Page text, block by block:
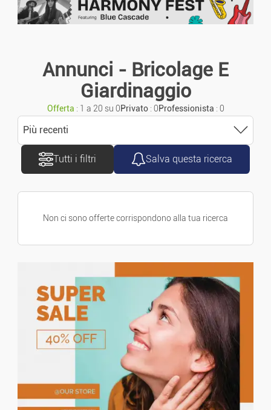
Carovane
Furgoni/Camion
Accessori/Ricambi
Pezzi Di Ricambio
Navigazione
Case Per Le Vacanze
Case/appart. In Affitto
Case/Appart. In Vendita
Campi
Annunci urgenti
Annunci - Bricolage E
Giardinaggio
Offerta : 1 a 20 su 0Privato: 0Professionista : 0
Più recenti
Ordinare
Più recenti
Prezzo decrescente
Tutti i filtri Salva questa ricerca
Non ci sono offerte corrispondono alla tua ricerca